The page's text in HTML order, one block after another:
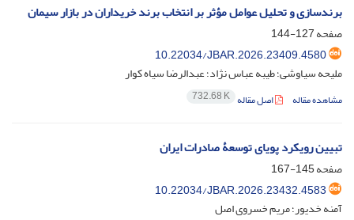
برندسازی و تحلیل عوامل مؤثر بر انتخاب برند خریداران در بازار سیمان
صفحه127-144
10.22034/JBAR.2026.23409.4580
ملیحه سیاوشی؛ طیبه عباس نژاد؛ عبدالرضا سیاه کوار
مشاهده مقاله اصل مقاله 732.68 K
تبیین رویکرد پویای توسعۀ صادرات ایران
صفحه145-167
10.22034/JBAR.2026.23432.4583
آمنه خدیور؛ مریم خسروی اصل